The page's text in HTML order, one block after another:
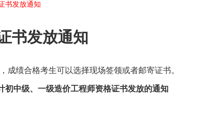
书发放通知
书发放通知
成绩合格考生可以选择现场签领或者邮寄证书。
初中级、一级造价工程师资格证书发放的通知